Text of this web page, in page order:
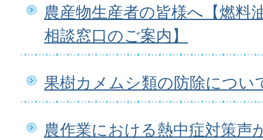
農産物生産者の皆様へ【燃料
相談窓口のご案内】
果樹カメムシ類の防除につい
農作業における熱中症対策声